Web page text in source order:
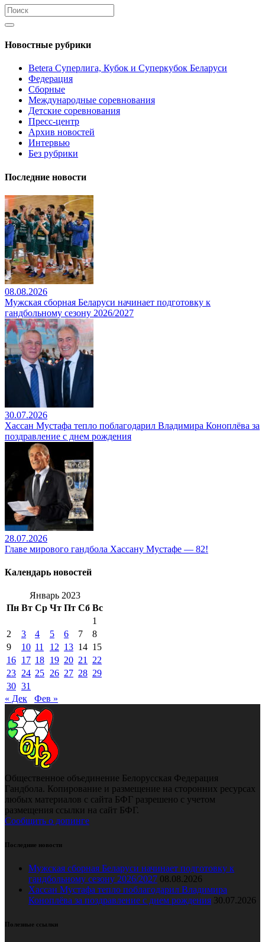
Новостные рубрики
Betera Суперлига, Кубок и Суперкубок Беларуси
Федерация
Сборные
Международные соревнования
Детские соревнования
Пресс-центр
Архив новостей
Интервью
Без рубрики
Последние новости
08.08.2026
Мужская сборная Беларуси начинает подготовку к
гандбольному сезону 2026/2027
30.07.2026
Хассан Мустафа тепло поблагодарил Владимира Коноплёва за
поздравление с днем рождения
28.07.2026
Главе мирового гандбола Хассану Мустафе — 82!
Календарь новостей
Январь 2023
Пн Вт Ср Чт Пт Сб Вс
1
2
3 4 5 6 7
8
9
10 11 12 13 14 15
16 17 18 19 20 21 22
23 24 25 26 27 28 29
30 31
« Дек
Фев »
Общественное объединение Белорусская Федерация
Гандбола. Копирование и размещение на сторонних ресурсах
любых материалов с сайта БФГ разрешено с учетом
размещения ссылки на сайт БФГ.
Сообщить о допинге
Последние новости
Мужская сборная Беларуси начинает подготовку к
гандбольному сезону 2026/2027 08.08.2026
Хассан Мустафа тепло поблагодарил Владимира
Коноплёва за поздравление с днем рождения 30.07.2026
Полезные ссылки